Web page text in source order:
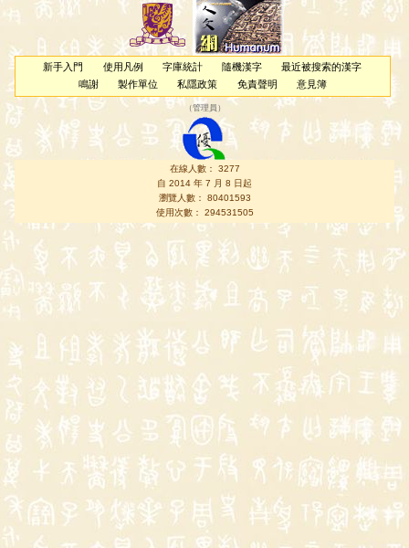
新手入門 使用凡例 字庫統計 隨機漢字
最近被搜索的漢字
鳴謝
製作單位 私隱政策 免責聲明 意見簿
（管理員 ）
在線人數： 3277
自 2014 年 7 月 8 日起
瀏覽人數： 80401593
使用次數： 294531505